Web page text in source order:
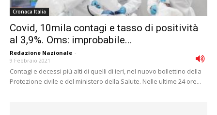
Cronaca Italia
Covid, 10mila contagi e tasso di positività
al 3,9%. Oms: improbabile...
Redazione Nazionale -
9 Febbraio 2021
Contagi e decessi più alti di quelli di ieri, nel nuovo bollettino della
Protezione civile e del ministero della Salute. Nelle ultime 24 ore...